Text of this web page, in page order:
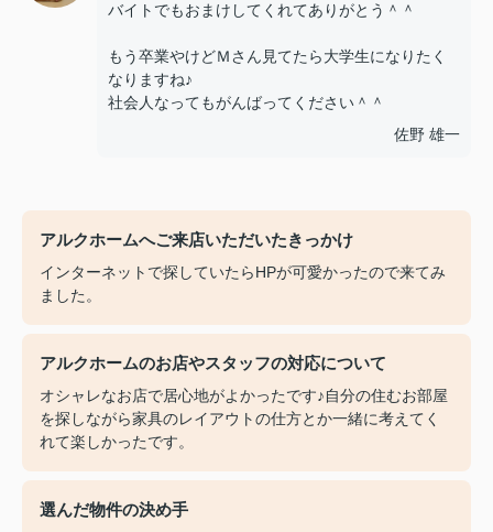
バイトでもおまけしてくれてありがとう＾＾
もう卒業やけどＭさん見てたら大学生になりたく
なりますね♪
社会人なってもがんばってください＾＾
佐野 雄一
アルクホームへご来店いただいたきっかけ
インターネットで探していたらHPが可愛かったので来てみ
ました。
アルクホームのお店やスタッフの対応について
オシャレなお店で居心地がよかったです♪自分の住むお部屋
を探しながら家具のレイアウトの仕方とか一緒に考えてく
れて楽しかったです。
選んだ物件の決め手